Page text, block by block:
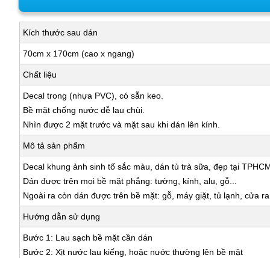
Kích thước sau dán
70cm x 170cm (cao x ngang)
Chất liệu
Decal trong (nhựa PVC), có sẵn keo.
Bề mặt chống nước dễ lau chùi.
Nhìn được 2 mặt trước và mặt sau khi dán lên kính.
Mô tả sản phẩm
Decal khung ảnh sinh tố sắc màu, dán tủ trà sữa, đẹp tại
Dán được trên mọi bề mặt phẳng: tường, kính, alu, gỗ...
Ngoài ra còn dán được trên bề mặt: gỗ, máy giặt, tủ lạnh, cửa
Hướng dẫn sử dụng
Bước 1: Lau sạch bề mặt cần dán
Bước 2: Xịt nước lau kiếng, hoặc nước thường lên bề mặt